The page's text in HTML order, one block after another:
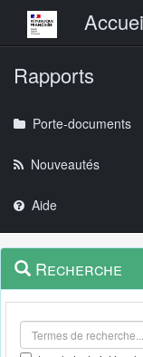
Menu principal
Rapports
Porte-documents
Nouveautés
Aide
Navigation
outils
Menu
contextuel
Recherche